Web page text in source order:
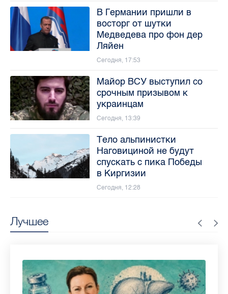
Лучшее
В Германии пришли в
восторг от шутки
Медведева про фон дер
Ляйен
Сегодня, 17:53
Майор ВСУ выступил со
срочным призывом к
украинцам
Сегодня, 13:39
Тело альпинистки
Наговициной не будут
спускать с пика Победы
в Киргизии
Сегодня, 12:28